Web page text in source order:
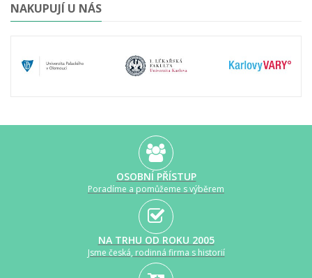
NAKUPUJÍ U NÁS
OSOBNÍ PŘÍSTUP
Poradíme a pomůžeme s výběrem
NA TRHU OD ROKU 2005
Jsme česká, rodinná firma s historií